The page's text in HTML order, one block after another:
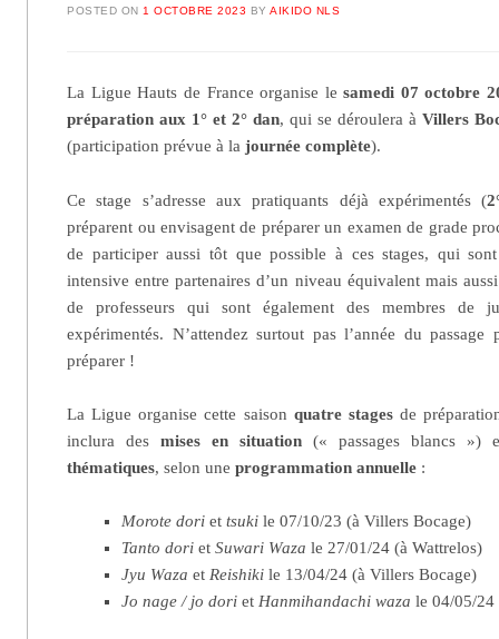
POSTED ON1 OCTOBRE 2023 BYAIKIDO NLS
La Ligue Hauts de France organise lesamedi 07 octobre
préparation aux 1° et 2° dan, qui se déroulera àVillers
(participation prévue à lajournée complète).
Ce stage s’adresse aux pratiquants déjà expérimentés (
préparent ou envisagent de préparer un examen de grade
de participer aussi tôt que possible à ces stages, qui sont
intensive entre partenaires d’un niveau équivalent mais
de professeurs qui sont également des membres de
expérimentés. N’attendez surtout pas l’année du
préparer !
La Ligue organise cette saison quatre stagesde
inclura desmises en situation (« passages blancs »)
thématiques, selon uneprogrammation annuelle :
Morote doriet tsukile 07/10/23 (à Villers Bocage)
Tanto dori et Suwari Waza le 27/01/24 (à Wattrelos)
Jyu Waza et Reishiki le 13/04/24 (à Villers Bocage)
Jo nage / jo doriet Hanmihandachi waza le 04/05/